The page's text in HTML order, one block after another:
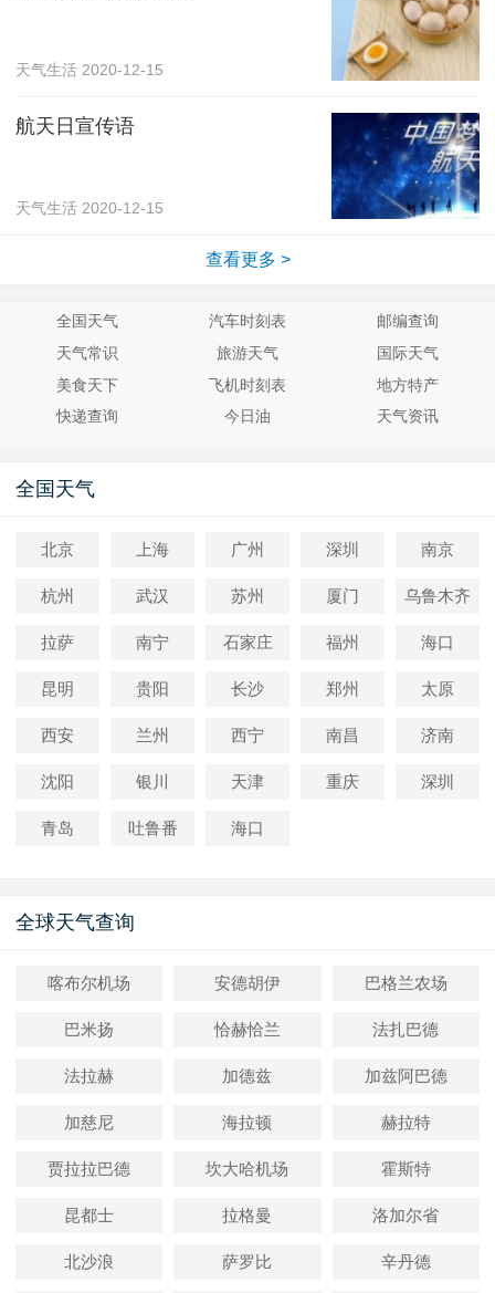
天气生活 2020-12-15
航天日宣传语
天气生活 2020-12-15
查看更多 >
全国天气 汽车时刻表
邮编查询
天气常识
旅游天气
国际天气
美食天下
飞机时刻表
地方特产
快递查询
今日油 天气资讯
全国天气
北京 上海 广州 深圳 南京
杭州 武汉 苏州 厦门 乌鲁木齐
拉萨 南宁 石家庄 福州 海口
昆明 贵阳 长沙 郑州 太原
西安 兰州 西宁 南昌 济南
沈阳 银川 天津 重庆 深圳
青岛 吐鲁番 海口
全球天气查询
喀布尔机场 安德胡伊 巴格兰农场
巴米扬 恰赫恰兰 法扎巴德
法拉赫 加德兹 加兹阿巴德
加慈尼 海拉顿 赫拉特
贾拉拉巴德 坎大哈机场 霍斯特
昆都士 拉格曼 洛加尔省
北沙浪 萨罗比 辛丹德